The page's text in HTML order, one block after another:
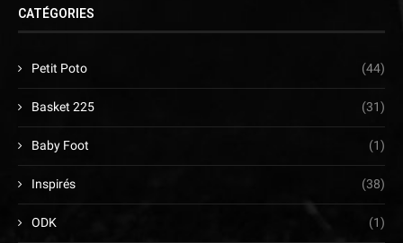
CATÉGORIES
Petit Poto (44)
Basket 225 (31)
Baby Foot (1)
Inspirés (38)
ODK (1)